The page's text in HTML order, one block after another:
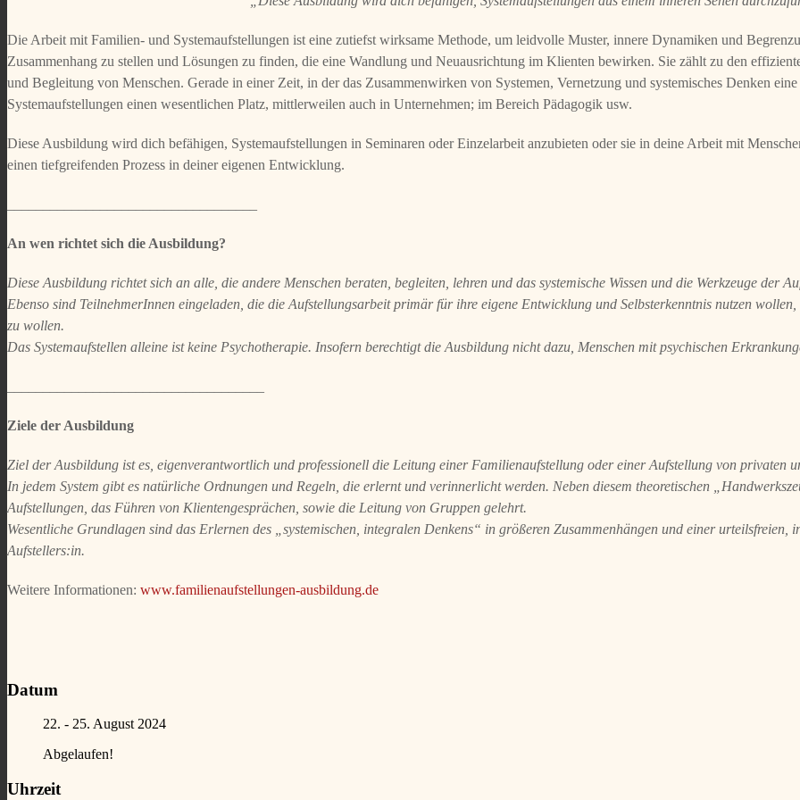
Die Arbeit mit Familien- und Systemaufstellungen ist eine zutiefst wirksame Methode, um leidvolle Muster, innere Dynamiken und
Zusammenhang zu stellen und Lösungen zu finden, die eine Wandlung und Neuausrichtung im Klienten bewirken. Sie zählt zu den
und Begleitung von Menschen. Gerade in einer Zeit, in der das Zusammenwirken von Systemen, Vernetzung und systemisches Denken
Systemaufstellungen einen wesentlichen Platz, mittlerweilen auch in Unternehmen; im Bereich Pädagogik usw.
Diese Ausbildung wird dich befähigen, Systemaufstellungen in Seminaren oder Einzelarbeit anzubieten oder sie in deine Arbeit mit
einen tiefgreifenden Prozess in deiner eigenen Entwicklung.
An wen richtet sich die Ausbildung?
Diese Ausbildung richtet sich an alle, die andere Menschen beraten, begleiten, lehren und das systemische Wissen und die Werkzeuge der
Ebenso sind TeilnehmerInnen eingeladen, die die Aufstellungsarbeit primär für ihre eigene Entwicklung und Selbsterkenntnis nutzen
zu wollen.
Das Systemaufstellen alleine ist keine Psychotherapie. Insofern berechtigt die Ausbildung nicht dazu, Menschen mit psychischen
Ziele der Ausbildung
Ziel der Ausbildung ist es, eigenverantwortlich und professionell die Leitung einer Familienaufstellung oder einer Aufstellung von privaten
In jedem System gibt es natürliche Ordnungen und Regeln, die erlernt und verinnerlicht werden. Neben diesem theoretischen
Aufstellungen, das Führen von Klientengesprächen, sowie die Leitung von Gruppen gelehrt.
Wesentliche Grundlagen sind das Erlernen des „systemischen, integralen Denkens“ in größeren Zusammenhängen und einer urteilsfreien,
Aufstellers:in.
Weitere Informationen: www.familienaufstellungen-ausbildung.de
Datum
22. - 25. August 2024
Abgelaufen!
Uhrzeit